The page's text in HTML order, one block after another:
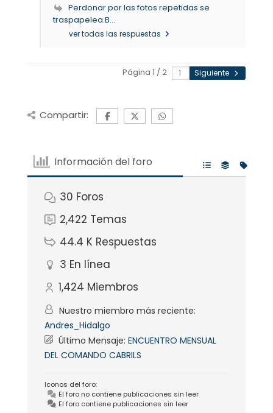
Perdonar por las fotos repetidas se
traspapelea.B...
ver todas las respuestas
Página 1 / 2 Siguiente
Compartir:
Información del foro
30 Foros
2,422 Temas
44.4 K Respuestas
3 En línea
1,424 Miembros
Nuestro miembro más reciente:
Andres_Hidalgo
Último Mensaje: ENCUENTRO MENSUAL
DEL COMANDO CABRILS
Iconos del foro:
El foro no contiene publicaciones sin leer
El foro contiene publicaciones sin leer